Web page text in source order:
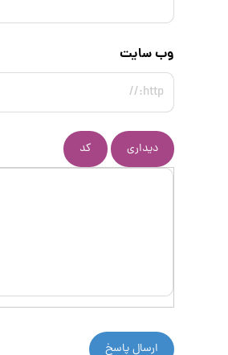
وب سایت
دیداری کد